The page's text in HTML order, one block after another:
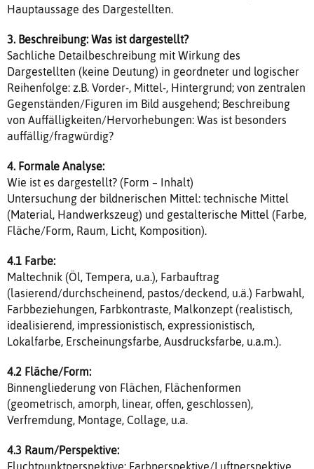
Hauptaussage des Dargestellten.
3. Beschreibung: Was ist dargestellt?
Sachliche Detailbeschreibung mit Wirkung des
Dargestellten (keine Deutung) in geordneter und logischer
Reihenfolge: z.B. Vorder-, Mittel-, Hintergrund; von zentralen
Gegenständen/Figuren im Bild ausgehend; Beschreibung
von Auffälligkeiten/Hervorhebungen: Was ist besonders
auffällig/fragwürdig?
4. Formale Analyse:
Wie ist es dargestellt? (Form – Inhalt)
Untersuchung der bildnerischen Mittel: technische Mittel
(Material, Handwerkszeug) und gestalterische Mittel (Farbe,
Fläche/Form, Raum, Licht, Komposition).
4.1 Farbe:
Maltechnik (Öl, Tempera, u.a.), Farbauftrag
(lasierend/durchscheinend, pastos/deckend, u.ä.) Farbwahl,
Farbbeziehungen, Farbkontraste, Malkonzept (realistisch,
idealisierend, impressionistisch, expressionistisch,
Lokalfarbe, Erscheinungsfarbe, Ausdrucksfarbe, u.a.m.).
4.2 Fläche/Form:
Binnengliederung von Flächen, Flächenformen
(geometrisch, amorph, linear, offen, geschlossen),
Verfremdung, Montage, Collage, u.a.
4.3 Raum/Perspektive:
Fluchtpunktperspektive; Farbperspektive/Luftperspektive